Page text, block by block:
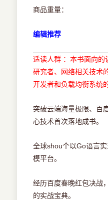
商品重量：
编辑推荐
适读人群 ：本书面向的
研究者、网络相关技术
开发者和负载均衡系统
突破云端海量极限、
心技术首次落地成书。
全球shou个以Go语言
模平台。
经历百度春晚红包决战
的实战宝典。